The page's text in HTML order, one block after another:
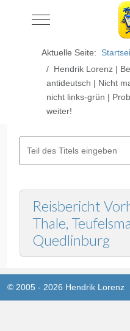
Mobile Menu Toggle
Aktuelle Seite:
Hendrik Lorenz |
antideutsch | Nicht
nicht links-grün |
weiter!
Reisbericht
Thale,
Quedlinburg
© 2005 - 2026 Hendrik Lorenz